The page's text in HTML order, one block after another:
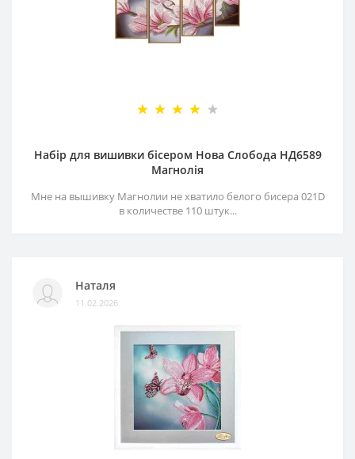
Набір для вишивки бісером Нова Слобода НД6589
Магнолія
Мне на вышивку Магнолии не хватило белого бисера 021D
в количестве 110 штук...
Наталя
11.02.2026